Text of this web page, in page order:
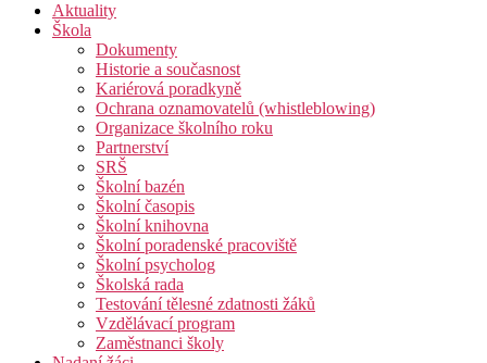
Aktuality
Škola
Dokumenty
Historie a současnost
Kariérová poradkyně
Ochrana oznamovatelů (whistleblowing)
Organizace školního roku
Partnerství
SRŠ
Školní bazén
Školní časopis
Školní knihovna
Školní poradenské pracoviště
Školní psycholog
Školská rada
Testování tělesné zdatnosti žáků
Vzdělávací program
Zaměstnanci školy